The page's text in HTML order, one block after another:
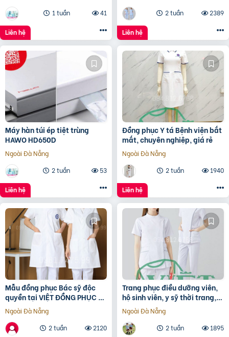
1 tuần 41
Liên hệ
2 tuần 2389
Liên hệ
Máy hàn túi ép tiệt trùng
HAWO HD650D
Ngoài Đà Nẵng
2 tuần
53
Liên hệ
Đồng phục Y tá Bệnh viện bắt
mắt, chuyên nghiệp, giá rẻ
Ngoài Đà Nẵng
2 tuần
1940
Liên hệ
Mẫu đồng phục Bác sỹ độc
quyền tại VIỆT ĐỒNG PHỤC –
Chụp sản phẩm thật
Ngoài Đà Nẵng
2 tuần
2120
Trang phục điều dưỡng viên,
hộ sinh viên, y sỹ thời trang,
đẹp nhất 2023
Ngoài Đà Nẵng
2 tuần
1895